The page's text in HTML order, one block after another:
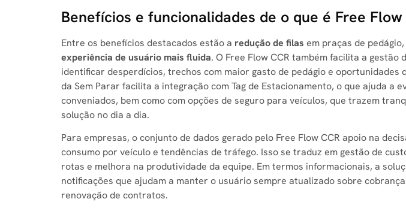
Benefícios e funcionalidades de o que é Free Flow
Entre os benefícios destacados estão a redução de filas em praças de pedágio,
experiência de usuário mais fluida. O Free Flow CCR também facilita a
identificar desperdícios, trechos com maior gasto de pedágio e oportunidades
da Sem Parar facilita a integração com Tag de Estacionamento, o que ajuda a
conveniados, bem como com opções de seguro para veículos, que trazem
solução no dia a dia.
Para empresas, o conjunto de dados gerado pelo Free Flow CCR apoio na
consumo por veículo e tendências de tráfego. Isso se traduz em gestão de
rotas e melhora na produtividade da equipe. Em termos informacionais, a
notificações que ajudam a manter o usuário sempre atualizado sobre
renovação de contratos.